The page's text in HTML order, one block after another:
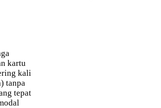
kartu
kali
tanpa
tepat